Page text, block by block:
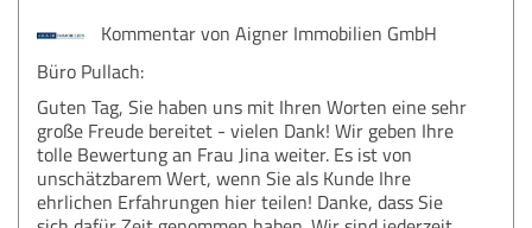
Kommentar von Aigner Immobilien GmbH
Büro Pullach:
Guten Tag, Sie haben uns mit Ihren Worten eine sehr
große Freude bereitet - vielen Dank! Wir geben Ihre
tolle Bewertung an Frau Jina weiter. Es ist von
unschätzbarem Wert, wenn Sie als Kunde Ihre
ehrlichen Erfahrungen hier teilen! Danke, dass Sie